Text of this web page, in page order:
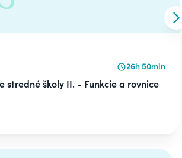
26h 50min
stredné školy II. - Funkcie a rovnice